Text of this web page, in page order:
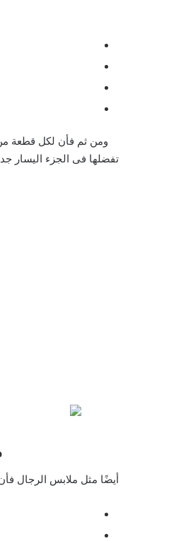
ومن ثم فأن لكل قطعة
تفضلها فى الجزء اليسار
أيضًا مثل ملابس الرجال